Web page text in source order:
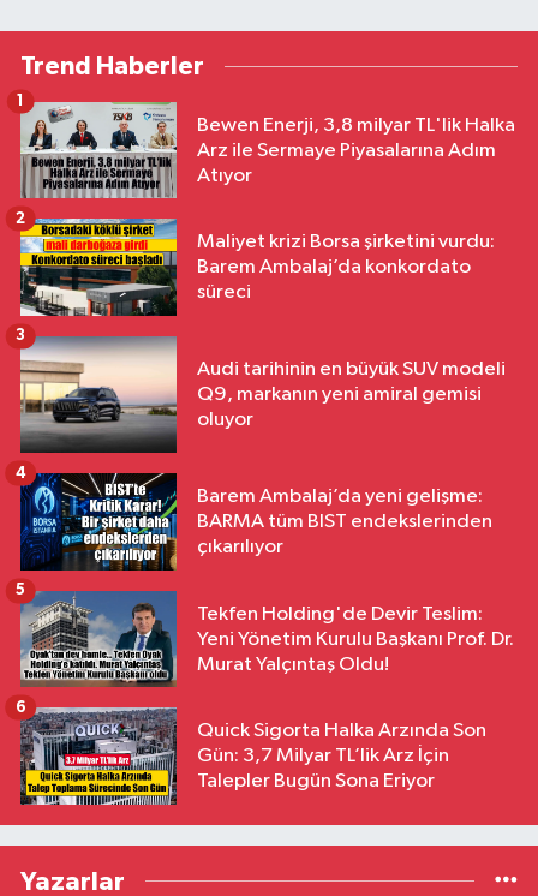
Trend Haberler
Bewen Enerji, 3,8 milyar TL'lik Halka
Arz ile Sermaye Piyasalarına Adım
Atıyor
1
Maliyet krizi Borsa şirketini vurdu:
Barem Ambalaj’da konkordato
süreci
2
Audi tarihinin en büyük SUV modeli
Q9, markanın yeni amiral gemisi
oluyor
3
Barem Ambalaj’da yeni gelişme:
BARMA tüm BIST endekslerinden
çıkarılıyor
4
Tekfen Holding'de Devir Teslim:
Yeni Yönetim Kurulu Başkanı Prof. Dr.
Murat Yalçıntaş Oldu!
5
Quick Sigorta Halka Arzında Son
Gün: 3,7 Milyar TL’lik Arz İçin
Talepler Bugün Sona Eriyor
6
Yazarlar